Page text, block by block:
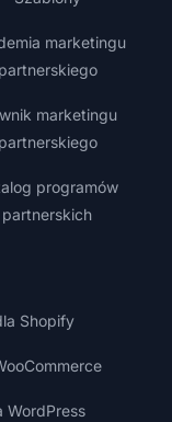
marketingu
partnerskiego
marketingu
partnerskiego
programów
partnerskich
Shopify
WordPress